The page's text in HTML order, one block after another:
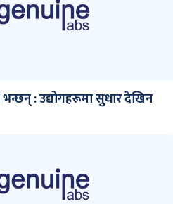
भन्छन् : उद्योगहरूमा सुधार देखिन